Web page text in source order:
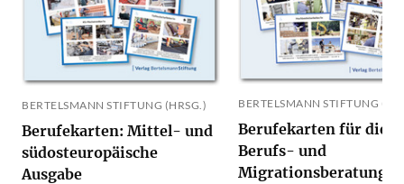
BERTELSMANN STIFTUNG (HRSG.)
Berufekarten: Mittel- und
südosteuropäische
Ausgabe
BERTELSMANN STIFTUNG
Berufekarten für die
Berufs- und
Migrationsberatung